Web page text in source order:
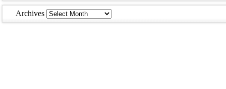
Archives Archives